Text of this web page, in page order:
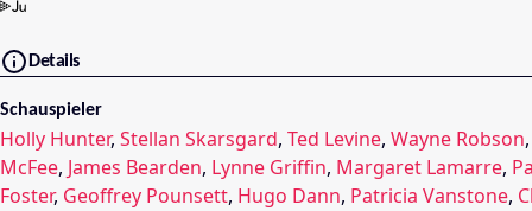
Details
Schauspieler
Holly Hunter, Stellan Skarsgard, Ted Levine, Wayne Robson
McFee, James Bearden, Lynne Griffin, Margaret Lamarre,
Foster, Geoffrey Pounsett, Hugo Dann, Patricia Vanstone,